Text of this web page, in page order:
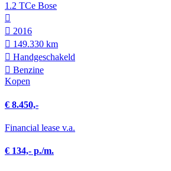
1.2 TCe Bose
2016
149.330 km
Hand­geschakeld
Benzine
Kopen
€ 8.450,-
Financial lease v.a.
€ 134,- p./m.